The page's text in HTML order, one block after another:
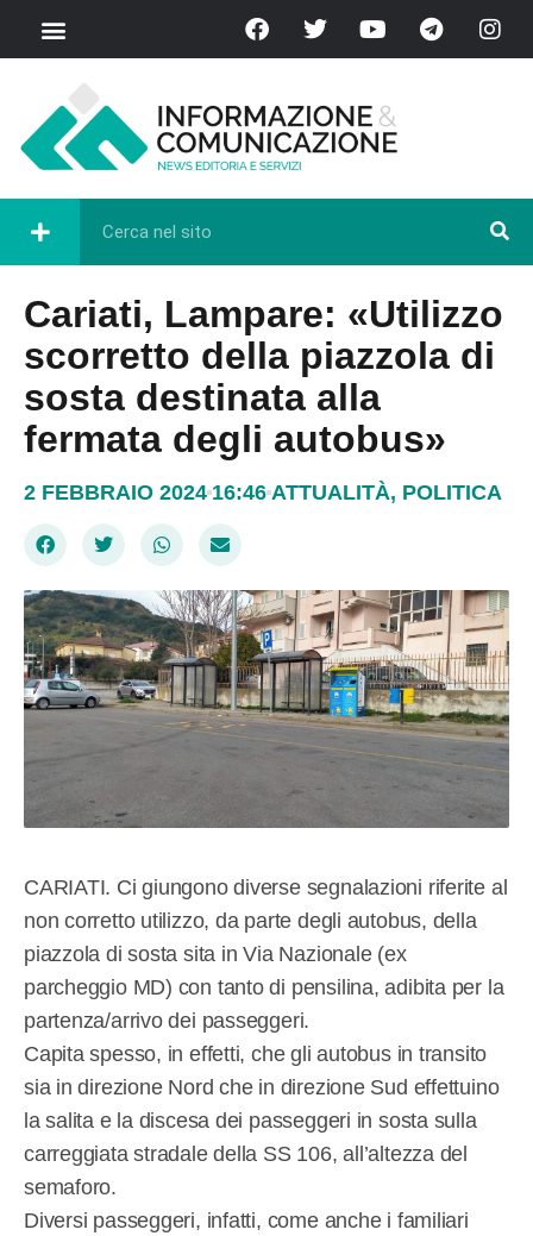
Cariati, Lampare: «Utilizzo
scorretto della piazzola di
sosta destinata alla
fermata degli autobus»
2 FEBBRAIO 2024 16:46 ATTUALITÀ, POLITICA
CARIATI. Ci giungono diverse segnalazioni riferite al
non corretto utilizzo, da parte degli autobus, della
piazzola di sosta sita in Via Nazionale (ex
parcheggio MD) con tanto di pensilina, adibita per la
partenza/arrivo dei passeggeri.
Capita spesso, in effetti, che gli autobus in transito
sia in direzione Nord che in direzione Sud effettuino
la salita e la discesa dei passeggeri in sosta sulla
carreggiata stradale della SS 106, all’altezza del
semaforo.
Diversi passeggeri, infatti, come anche i familiari